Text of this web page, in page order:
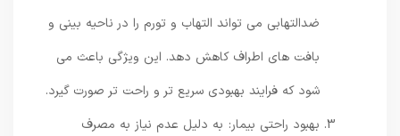
ضدالتهابی می‌ تواند التهاب و تورم را در ناحیه بینی و
بافت‌ های اطراف کاهش دهد. این ویژگی باعث می
‌شود که فرایند بهبودی سریع‌ تر و راحت ‌تر صورت گیرد.
بهبود راحتی بیمار: به دلیل عدم نیاز به مصرف